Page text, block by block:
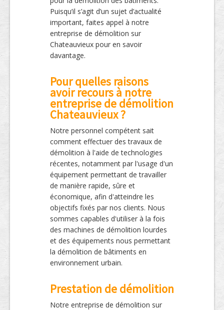
Puisqu’il s’agit d’un sujet d’actualité
important, faites appel à notre
entreprise de démolition sur
Chateauvieux pour en savoir
davantage.
Pour quelles raisons
avoir recours à notre
entreprise de démolition
Chateauvieux ?
Notre personnel compétent sait
comment effectuer des travaux de
démolition à l'aide de technologies
récentes, notamment par l'usage d'un
équipement permettant de travailler
de manière rapide, sûre et
économique, afin d'atteindre les
objectifs fixés par nos clients. Nous
sommes capables d'utiliser à la fois
des machines de démolition lourdes
et des équipements nous permettant
la démolition de bâtiments en
environnement urbain.
Prestation de démolition
Notre entreprise de démolition sur